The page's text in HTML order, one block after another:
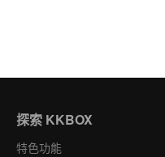
探索 KKBOX
特色功能